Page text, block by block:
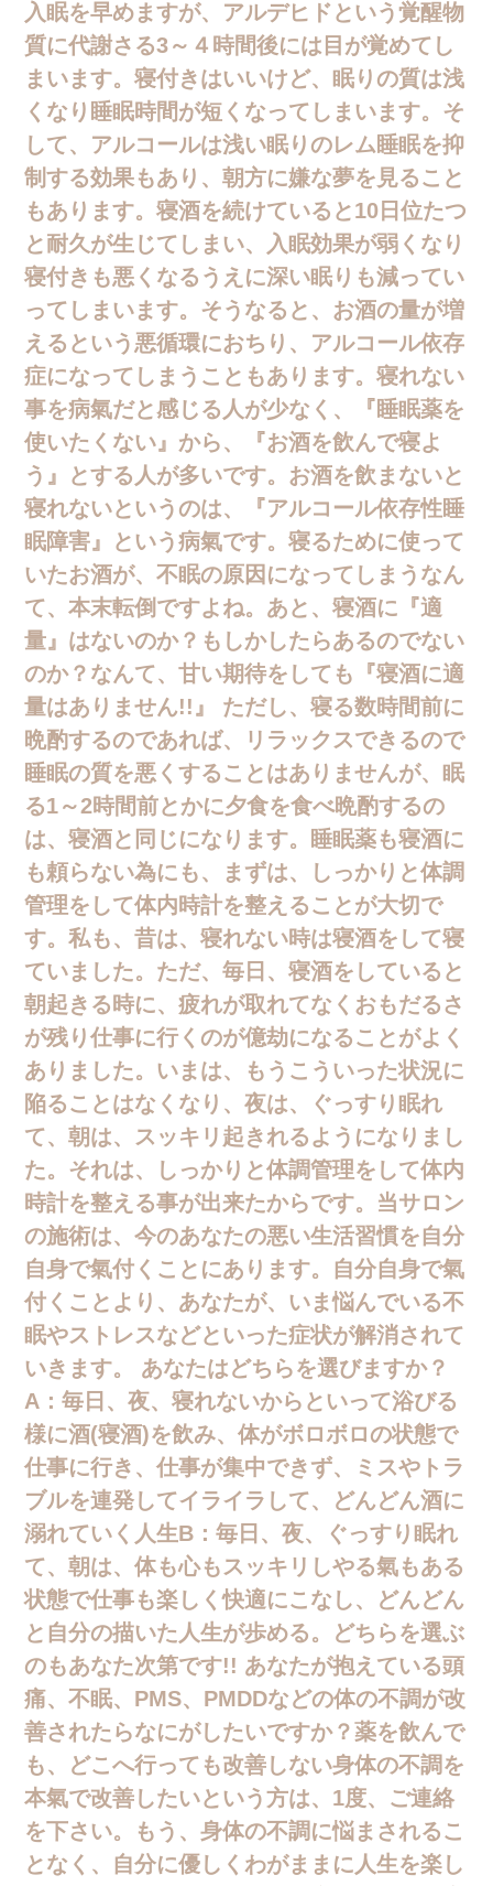
入眠を早めますが、アルデヒドという覚醒物
質に代謝さる3～４時間後には目が覚めてし
まいます。寝付きはいいけど、眠りの質は浅
くなり睡眠時間が短くなってしまいます。そ
して、アルコールは浅い眠りのレム睡眠を抑
制する効果もあり、朝方に嫌な夢を見ること
もあります。寝酒を続けていると10日位たつ
と耐久が生じてしまい、入眠効果が弱くなり
寝付きも悪くなるうえに深い眠りも減ってい
ってしまいます。そうなると、お酒の量が増
えるという悪循環におちり、アルコール依存
症になってしまうこともあります。寝れない
事を病氣だと感じる人が少なく、『睡眠薬を
使いたくない』から、『お酒を飲んで寝よ
う』とする人が多いです。お酒を飲まないと
寝れないというのは、『アルコール依存性睡
眠障害』という病氣です。寝るために使って
いたお酒が、不眠の原因になってしまうなん
て、本末転倒ですよね。あと、寝酒に『適
量』はないのか？もしかしたらあるのでない
のか？なんて、甘い期待をしても『寝酒に適
量はありません!!』 ただし、寝る数時間前に
晩酌するのであれば、リラックスできるので
睡眠の質を悪くすることはありませんが、眠
る1～2時間前とかに夕食を食べ晩酌するの
は、寝酒と同じになります。睡眠薬も寝酒に
も頼らない為にも、まずは、しっかりと体調
管理をして体内時計を整えることが大切で
す。私も、昔は、寝れない時は寝酒をして寝
ていました。ただ、毎日、寝酒をしていると
朝起きる時に、疲れが取れてなくおもだるさ
が残り仕事に行くのが億劫になることがよく
ありました。いまは、もうこういった状況に
陥ることはなくなり、夜は、ぐっすり眠れ
て、朝は、スッキリ起きれるようになりまし
た。それは、しっかりと体調管理をして体内
時計を整える事が出来たからです。当サロン
の施術は、今のあなたの悪い生活習慣を自分
自身で氣付くことにあります。自分自身で氣
付くことより、あなたが、いま悩んでいる不
眠やストレスなどといった症状が解消されて
いきます。 あなたはどちらを選びますか？
A：毎日、夜、寝れないからといって浴びる
様に酒(寝酒)を飲み、体がボロボロの状態で
仕事に行き、仕事が集中できず、ミスやトラ
ブルを連発してイライラして、どんどん酒に
溺れていく人生B：毎日、夜、ぐっすり眠れ
て、朝は、体も心もスッキリしやる氣もある
状態で仕事も楽しく快適にこなし、どんどん
と自分の描いた人生が歩める。どちらを選ぶ
のもあなた次第です!! あなたが抱えている頭
痛、不眠、PMS、PMDDなどの体の不調が改
善されたらなにがしたいですか？薬を飲んで
も、どこへ行っても改善しない身体の不調を
本氣で改善したいという方は、1度、ご連絡
を下さい。もう、身体の不調に悩まされるこ
となく、自分に優しくわがままに人生を楽し